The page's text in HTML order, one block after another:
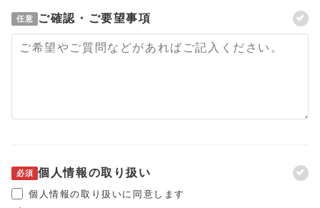
任意 ご確認・ご要望事項
必須 個人情報の取り扱い
個人情報の取り扱いに同意します